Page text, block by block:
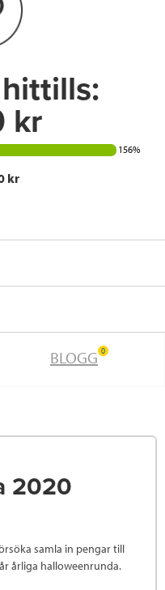
kr
156%
kr
BLOGG 0
2020
samla in pengar till
årliga halloweenrunda.